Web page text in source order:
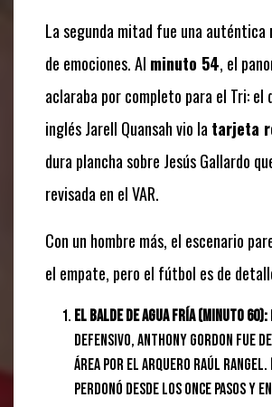
La segunda mitad fue una auténtica
de emociones. Al minuto 54, el
aclaraba por completo para el Tri: el
inglés Jarell Quansah vio la tarjeta
dura plancha sobre Jesús Gallardo
revisada en el VAR.
Con un hombre más, el escenario
el empate, pero el fútbol es de
El balde de agua fría (Minuto 60):
defensivo, Anthony Gordon fue
área por el arquero Raúl Rangel.
perdonó desde los once pasos y